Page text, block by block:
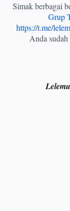
Simak berbagai
Grup
https://t.me/
Anda